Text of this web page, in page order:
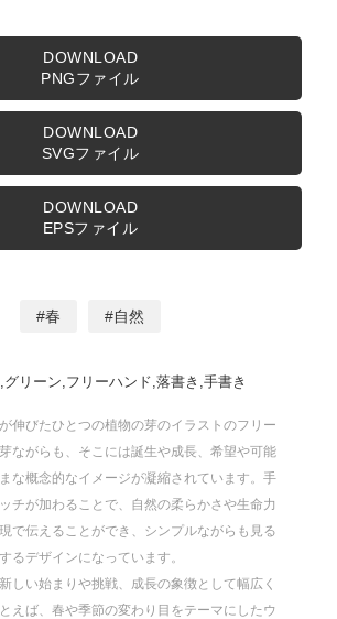
DOWNLOAD
PNGファイル
DOWNLOAD
SVGファイル
DOWNLOAD
EPSファイル
春 自然
リーン,フリーハンド,落書き,手書き
伸びたひとつの植物の芽のイラストのフリー
ながらも、そこには誕生や成長、希望や可能
な概念的なイメージが凝縮されています。手
チが加わることで、自然の柔らかさや生命力
で伝えることができ、シンプルながらも見る
るデザインになっています。
しい始まりや挑戦、成長の象徴として幅広く
えば、春や季節の変わり目をテーマにしたウ